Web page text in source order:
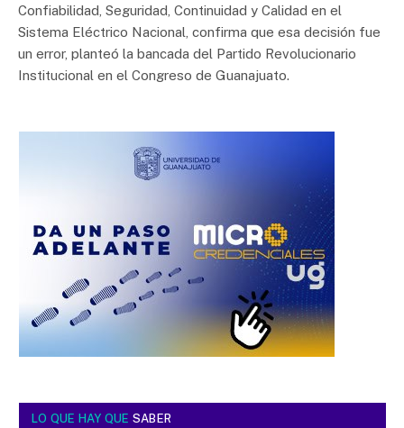
Confiabilidad, Seguridad, Continuidad y Calidad en el
Sistema Eléctrico Nacional, confirma que esa decisión fue
un error, planteó la bancada del Partido Revolucionario
Institucional en el Congreso de Guanajuato.
LO QUE HAY QUE SABER